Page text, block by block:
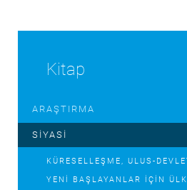
Kitap
ARAŞTIRMA
SIYASI
KÜRESELLEŞME, ULUS-
YENI BAŞLAYANLAR İÇIN